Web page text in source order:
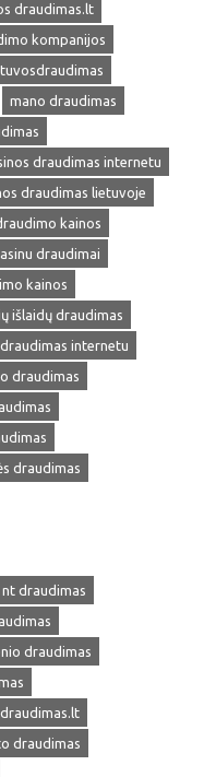
draudimas.lt
kompanijos
mano draudimas
draudimas internetu
draudimas lietuvoje
kainos
draudimai
kainos
išlaidų draudimas
internetu
draudimas
draudimas
nt draudimas
draudimas
draudimas